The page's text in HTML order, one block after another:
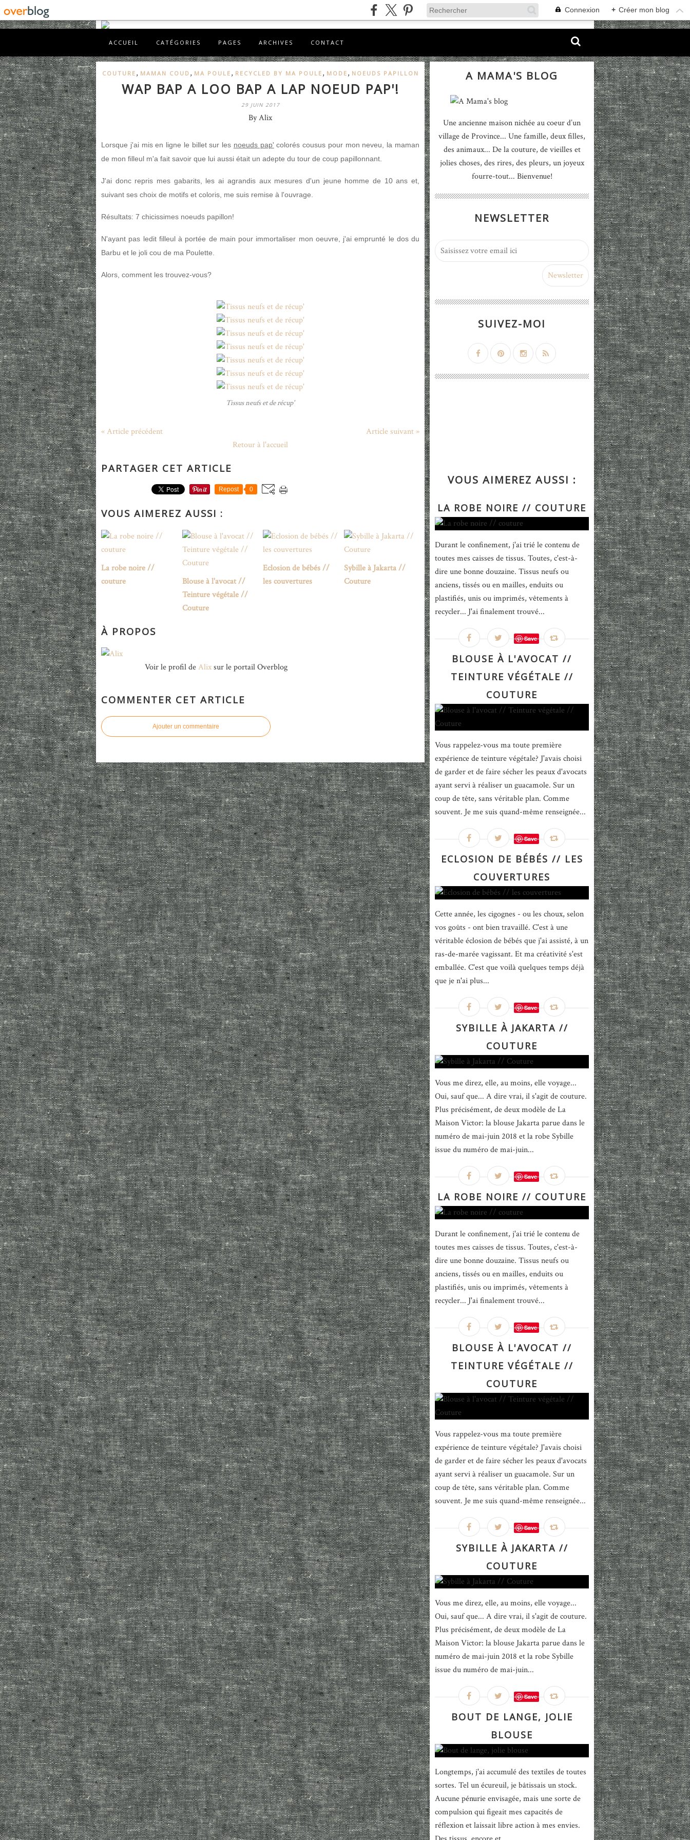
Connexion + Créer mon blog
ACCUEIL CATÉGORIES PAGES ARCHIVES CONTACT
COUTURE , MAMAN COUD , MA POULE , RECYCLED BY MA POULE , MODE , NOEUDS PAPILLON
WAP BAP A LOO BAP A LAP NOEUD PAP'!
29 JUIN 2017
By Alix
Lorsque j'ai mis en ligne le billet sur les noeuds pap' colorés cousus pour mon neveu, la maman
de mon filleul m'a fait savoir que lui aussi était un adepte du tour de coup papillonnant.
J'ai donc repris mes gabarits, les ai agrandis aux mesures d'un jeune homme de 10 ans et,
suivant ses choix de motifs et coloris, me suis remise à l'ouvrage.
Résultats: 7 chicissimes noeuds papillon!
N'ayant pas ledit filleul à portée de main pour immortaliser mon oeuvre, j'ai emprunté le dos du
Barbu et le joli cou de ma Poulette.
Alors, comment les trouvez-vous?
Tissus neufs et de récup'
« Article précédent
Article suivant »
Retour à l'accueil
PARTAGER CET ARTICLE
Repost 0
VOUS AIMEREZ AUSSI :
La robe noire //
couture
Blouse à l'avocat //
Teinture végétale //
Couture
Eclosion de bébés //
les couvertures
Sybille à Jakarta //
Couture
À PROPOS
Voir le profil deAlixsur le portail Overblog
COMMENTER CET ARTICLE
Ajouter un commentaire
A MAMA'S BLOG
Une ancienne maison nichée au coeur d’un
village de Province... Une famille, deux filles,
des animaux... De la couture, de vieilles et
jolies choses, des rires, des pleurs, un joyeux
fourre-tout... Bienvenue!
NEWSLETTER
SUIVEZ-MOI
VOUS AIMEREZ AUSSI :
LA ROBE NOIRE // COUTURE
Durant le confinement, j'ai trié le contenu de
toutes mes caisses de tissus. Toutes, c'est-à-
dire une bonne douzaine. Tissus neufs ou
anciens, tissés ou en mailles, enduits ou
plastifiés, unis ou imprimés, vêtements à
recycler... J'ai finalement trouvé...
Save
BLOUSE À L'AVOCAT //
TEINTURE VÉGÉTALE //
COUTURE
Vous rappelez-vous ma toute première
expérience de teinture végétale? J'avais choisi
de garder et de faire sécher les peaux d'avocats
ayant servi à réaliser un guacamole. Sur un
coup de tête, sans véritable plan. Comme
souvent. Je me suis quand-même renseignée...
Save
ECLOSION DE BÉBÉS // LES
COUVERTURES
Cette année, les cigognes - ou les choux, selon
vos goûts - ont bien travaillé. C'est à une
véritable éclosion de bébés que j'ai assisté, à un
ras-de-marée vagissant. Et ma créativité s'est
emballée. C'est que voilà quelques temps déjà
que je n'ai plus...
Save
SYBILLE À JAKARTA //
COUTURE
Vous me direz, elle, au moins, elle voyage...
Oui, sauf que... A dire vrai, il s'agit de couture.
Plus précisément, de deux modèle de La
Maison Victor: la blouse Jakarta parue dans le
numéro de mai-juin 2018 et la robe Sybille
issue du numéro de mai-juin...
Save
LA ROBE NOIRE // COUTURE
Durant le confinement, j'ai trié le contenu de
toutes mes caisses de tissus. Toutes, c'est-à-
dire une bonne douzaine. Tissus neufs ou
anciens, tissés ou en mailles, enduits ou
plastifiés, unis ou imprimés, vêtements à
recycler... J'ai finalement trouvé...
Save
BLOUSE À L'AVOCAT //
TEINTURE VÉGÉTALE //
COUTURE
Vous rappelez-vous ma toute première
expérience de teinture végétale? J'avais choisi
de garder et de faire sécher les peaux d'avocats
ayant servi à réaliser un guacamole. Sur un
coup de tête, sans véritable plan. Comme
souvent. Je me suis quand-même renseignée...
Save
SYBILLE À JAKARTA //
COUTURE
Vous me direz, elle, au moins, elle voyage...
Oui, sauf que... A dire vrai, il s'agit de couture.
Plus précisément, de deux modèle de La
Maison Victor: la blouse Jakarta parue dans le
numéro de mai-juin 2018 et la robe Sybille
issue du numéro de mai-juin...
Save
BOUT DE LANGE, JOLIE
BLOUSE
Longtemps, j'ai accumulé des textiles de toutes
sortes. Tel un écureuil, je bâtissais un stock.
Aucune pénurie envisagée, mais une sorte de
compulsion qui figeait mes capacités de
réflexion et laissait libre action à mes envies.